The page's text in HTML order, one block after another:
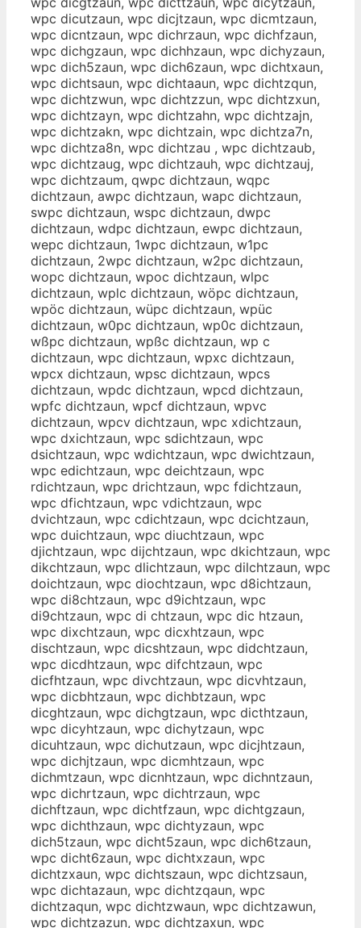
wpc dicutzaun, wpc dicjtzaun, wpc dicmtzaun,
wpc dicntzaun, wpc dichrzaun, wpc dichfzaun,
wpc dichgzaun, wpc dichhzaun, wpc dichyzaun,
wpc dich5zaun, wpc dich6zaun, wpc dichtxaun,
wpc dichtsaun, wpc dichtaaun, wpc dichtzqun,
wpc dichtzwun, wpc dichtzzun, wpc dichtzxun,
wpc dichtzayn, wpc dichtzahn, wpc dichtzajn,
wpc dichtzakn, wpc dichtzain, wpc dichtza7n,
wpc dichtza8n, wpc dichtzau , wpc dichtzaub,
wpc dichtzaug, wpc dichtzauh, wpc dichtzauj,
wpc dichtzaum, qwpc dichtzaun, wqpc
dichtzaun, awpc dichtzaun, wapc dichtzaun,
swpc dichtzaun, wspc dichtzaun, dwpc
dichtzaun, wdpc dichtzaun, ewpc dichtzaun,
wepc dichtzaun, 1wpc dichtzaun, w1pc
dichtzaun, 2wpc dichtzaun, w2pc dichtzaun,
wopc dichtzaun, wpoc dichtzaun, wlpc
dichtzaun, wplc dichtzaun, wöpc dichtzaun,
wpöc dichtzaun, wüpc dichtzaun, wpüc
dichtzaun, w0pc dichtzaun, wp0c dichtzaun,
wßpc dichtzaun, wpßc dichtzaun, wp c
dichtzaun, wpc dichtzaun, wpxc dichtzaun,
wpcx dichtzaun, wpsc dichtzaun, wpcs
dichtzaun, wpdc dichtzaun, wpcd dichtzaun,
wpfc dichtzaun, wpcf dichtzaun, wpvc
dichtzaun, wpcv dichtzaun, wpc xdichtzaun,
wpc dxichtzaun, wpc sdichtzaun, wpc
dsichtzaun, wpc wdichtzaun, wpc dwichtzaun,
wpc edichtzaun, wpc deichtzaun, wpc
rdichtzaun, wpc drichtzaun, wpc fdichtzaun,
wpc dfichtzaun, wpc vdichtzaun, wpc
dvichtzaun, wpc cdichtzaun, wpc dcichtzaun,
wpc duichtzaun, wpc diuchtzaun, wpc
djichtzaun, wpc dijchtzaun, wpc dkichtzaun, wpc
dikchtzaun, wpc dlichtzaun, wpc dilchtzaun, wpc
doichtzaun, wpc diochtzaun, wpc d8ichtzaun,
wpc di8chtzaun, wpc d9ichtzaun, wpc
di9chtzaun, wpc di chtzaun, wpc dic htzaun,
wpc dixchtzaun, wpc dicxhtzaun, wpc
dischtzaun, wpc dicshtzaun, wpc didchtzaun,
wpc dicdhtzaun, wpc difchtzaun, wpc
dicfhtzaun, wpc divchtzaun, wpc dicvhtzaun,
wpc dicbhtzaun, wpc dichbtzaun, wpc
dicghtzaun, wpc dichgtzaun, wpc dicthtzaun,
wpc dicyhtzaun, wpc dichytzaun, wpc
dicuhtzaun, wpc dichutzaun, wpc dicjhtzaun,
wpc dichjtzaun, wpc dicmhtzaun, wpc
dichmtzaun, wpc dicnhtzaun, wpc dichntzaun,
wpc dichrtzaun, wpc dichtrzaun, wpc
dichftzaun, wpc dichtfzaun, wpc dichtgzaun,
wpc dichthzaun, wpc dichtyzaun, wpc
dich5tzaun, wpc dicht5zaun, wpc dich6tzaun,
wpc dicht6zaun, wpc dichtxzaun, wpc
dichtzxaun, wpc dichtszaun, wpc dichtzsaun,
wpc dichtazaun, wpc dichtzqaun, wpc
dichtzaqun, wpc dichtzwaun, wpc dichtzawun,
wpc dichtzazun, wpc dichtzaxun, wpc